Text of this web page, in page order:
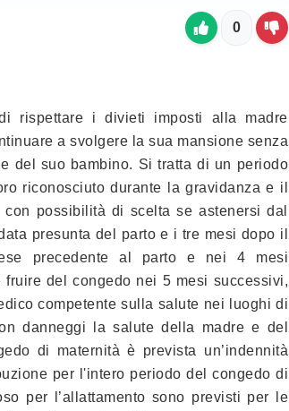
0
rispettare i divieti imposti alla madre
a svolgere la sua mansione senza
del suo bambino. Si tratta di un periodo
riconosciuto durante la gravidanza e il
possibilità di scelta se astenersi dal
presunta del parto e i tre mesi dopo il
precedente al parto e nei 4 mesi
del congedo nei 5 mesi successivi,
competente sulla salute nei luoghi di
danneggi la salute della madre e del
di maternità è prevista un’indennità
per l'intero periodo del congedo di
per l’allattamento sono previsti per le